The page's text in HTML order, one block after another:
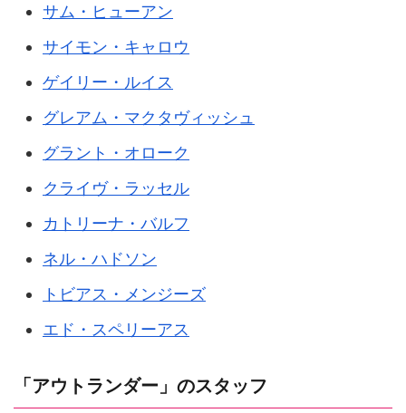
サム・ヒューアン
サイモン・キャロウ
ゲイリー・ルイス
グレアム・マクタヴィッシュ
グラント・オローク
クライヴ・ラッセル
カトリーナ・バルフ
ネル・ハドソン
トビアス・メンジーズ
エド・スペリーアス
「アウトランダー」のスタッフ